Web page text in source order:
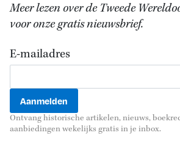
Meer lezen over de Tweede
voor onze gratis nieuwsbrief.
E-mailadres
Ontvang historische artikelen, nieuws,
aanbiedingen wekelijks gratis in je inbox.